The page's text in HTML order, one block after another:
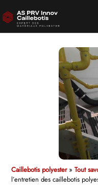
Caillebotis polyester»Tout
l’entretien des caillebotis